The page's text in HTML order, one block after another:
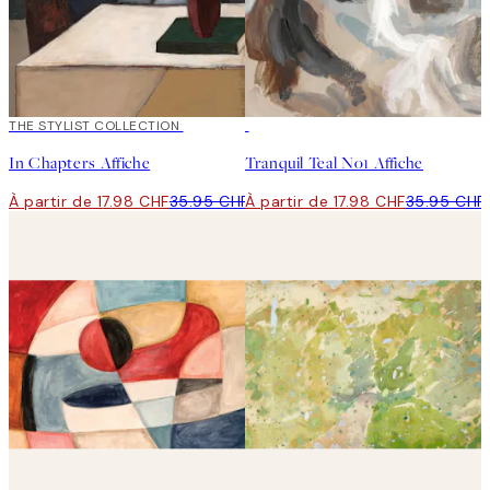
50%*
THE STYLIST COLLECTION
In Chapters Affiche
À partir de 17.98 CHF35.95 CHF
Tranquil Teal No1 Affiche
À partir de 17.98 CHF35.95 CHF